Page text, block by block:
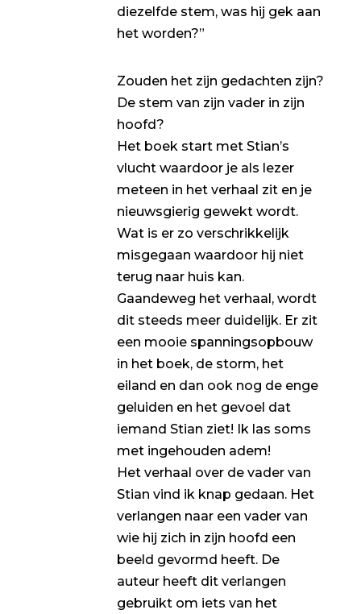
diezelfde stem, was hij gek aan
het worden?”
Zouden het zijn gedachten zijn?
De stem van zijn vader in zijn
hoofd?
Het boek start met Stian’s
vlucht waardoor je als lezer
meteen in het verhaal zit en je
nieuwsgierig gewekt wordt.
Wat is er zo verschrikkelijk
misgegaan waardoor hij niet
terug naar huis kan.
Gaandeweg het verhaal, wordt
dit steeds meer duidelijk. Er zit
een mooie spanningsopbouw
in het boek, de storm, het
eiland en dan ook nog de enge
geluiden en het gevoel dat
iemand Stian ziet! Ik las soms
met ingehouden adem!
Het verhaal over de vader van
Stian vind ik knap gedaan. Het
verlangen naar een vader van
wie hij zich in zijn hoofd een
beeld gevormd heeft. De
auteur heeft dit verlangen
gebruikt om iets van het